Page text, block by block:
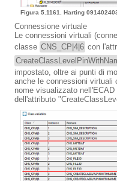
Figura 5.1161. Harting
Connessione virtuale
Le connessioni virtuali
classe CNS_CP|4|6 con
impostato, oltre ai punti di
anche le connessioni virtuali
nome visualizzato
dell'attributo